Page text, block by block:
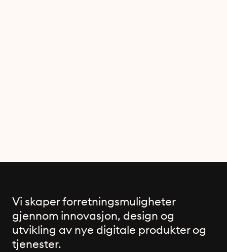
Vi skaper forretningsmuligheter
gjennom innovasjon, design og
utvikling av nye digitale produkter og
tjenester.